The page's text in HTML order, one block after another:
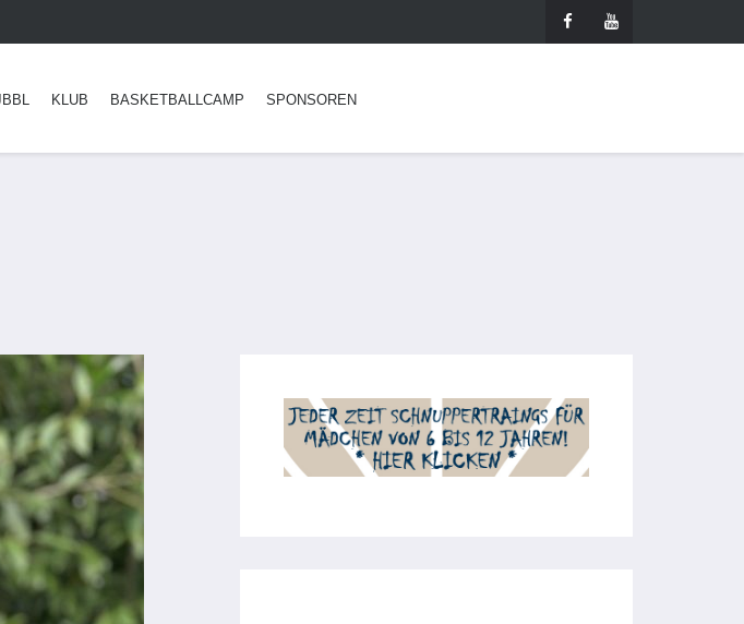
KLUB BASKETBALLCAMP SPONSOREN